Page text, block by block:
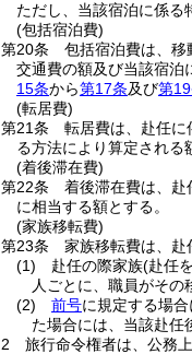
ただし、当該宿泊に係る
(包括宿泊費)
第20条
包括宿泊費は、移
交通費の額及び当該宿泊
15条から第17条及び第
(転居費)
第21条
転居費は、赴任に
る方法により算定される
(着後滞在費)
第22条
着後滞在費は、
に相当する額とする。
(家族移転費)
第23条
家族移転費は、赴
(1)
赴任の際家族(赴任
人ごとに、職員がそ
(2)
前号に規定する場
た場合には、当該赴任
2
旅行命令権者は、公務